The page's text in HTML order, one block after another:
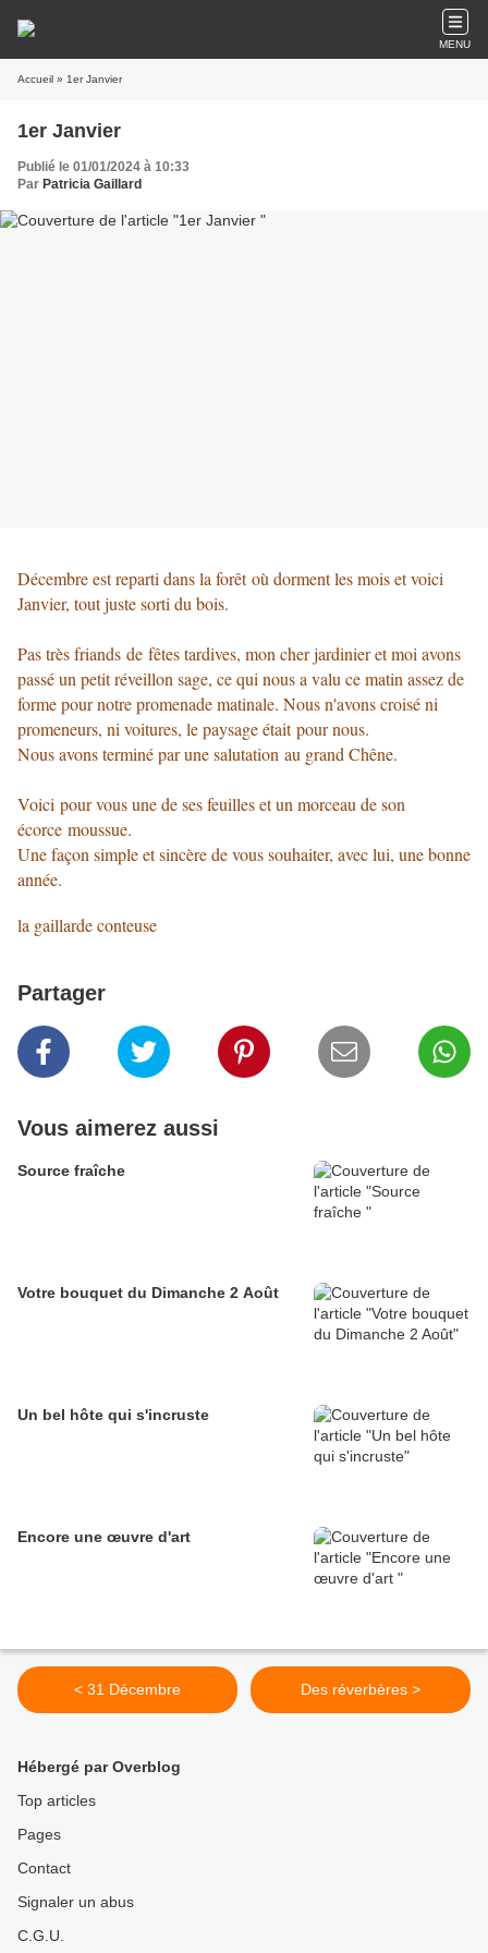
MENU
Accueil » 1er Janvier
1er Janvier
Publié le 01/01/2024 à 10:33
Par Patricia Gaillard
Décembre est reparti dans la forêt où dorment les mois et voici
Janvier, tout juste sorti du bois.
Pas très friands de fêtes tardives, mon cher jardinier et moi avons
passé un petit réveillon sage, ce qui nous a valu ce matin assez de
forme pour notre promenade matinale. Nous n'avons croisé ni
promeneurs, ni voitures, le paysage était pour nous.
Nous avons terminé par une salutation au grand Chêne.
Voici pour vous une de ses feuilles et un morceau de son
écorce moussue.
Une façon simple et sincère de vous souhaiter, avec lui, une bonne
année.
la gaillarde conteuse
Partager
Vous aimerez aussi
Source fraîche
Votre bouquet du Dimanche 2 Août
Un bel hôte qui s'incruste
Encore une œuvre d'art
< 31 Décembre Des réverbères >
Hébergé par Overblog
Top articles
Pages
Contact
Signaler un abus
C.G.U.